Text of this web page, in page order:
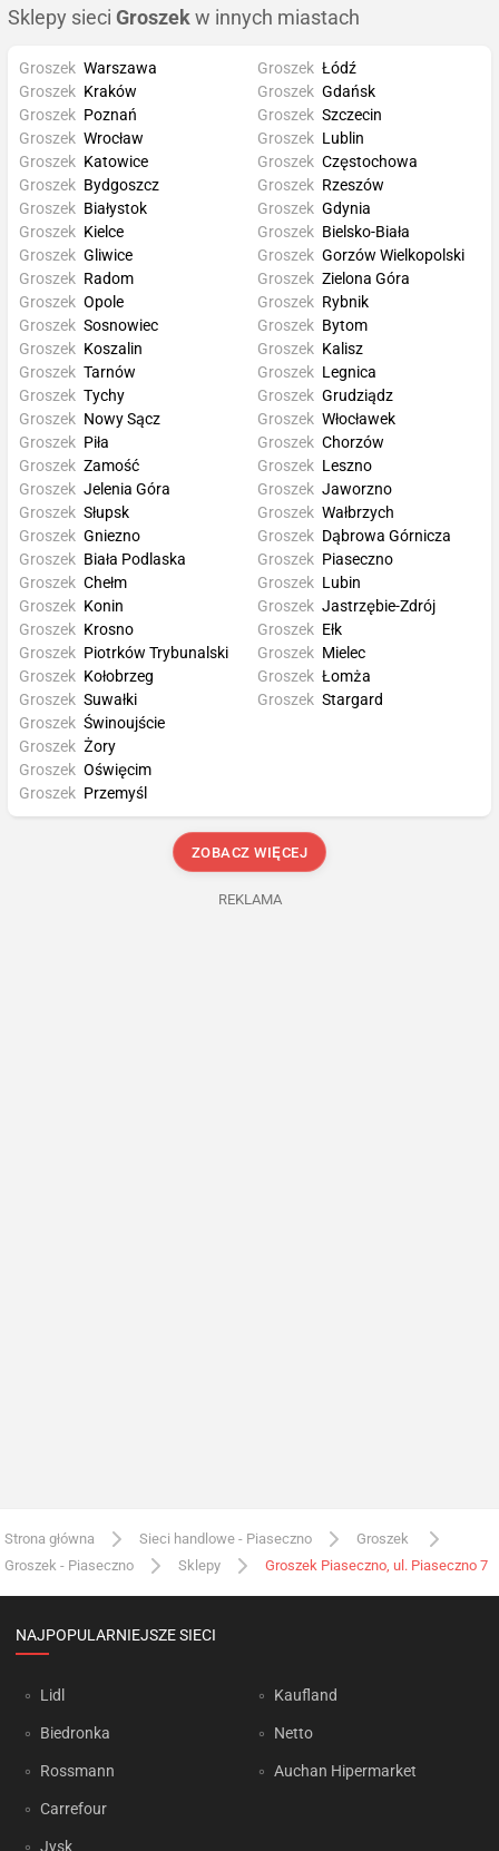
Sklepy sieci Groszek w innych miastach
Groszek Warszawa
Groszek Kraków
Groszek Poznań
Groszek Wrocław
Groszek Łódź
Groszek Gdańsk
Groszek Szczecin
Groszek Lublin
Groszek Katowice
Groszek Bydgoszcz
Groszek Białystok
Groszek Kielce
Groszek Częstochowa
Groszek Rzeszów
Groszek Gdynia
Groszek Bielsko-Biała
Groszek Gliwice
Groszek Radom
Groszek Opole
Groszek Sosnowiec
Groszek Gorzów Wielkopolski
Groszek Zielona Góra
Groszek Rybnik
Groszek Bytom
Groszek Koszalin
Groszek Tarnów
Groszek Tychy
Groszek Nowy Sącz
Groszek Kalisz
Groszek Legnica
Groszek Grudziądz
Groszek Włocławek
Groszek Piła
Groszek Zamość
Groszek Jelenia Góra
Groszek Słupsk
Groszek Chorzów
Groszek Leszno
Groszek Jaworzno
Groszek Wałbrzych
Groszek Gniezno
Groszek Biała Podlaska
Groszek Chełm
Groszek Konin
Groszek Dąbrowa Górnicza
Groszek Piaseczno
Groszek Lubin
Groszek Jastrzębie-Zdrój
Groszek Krosno
Groszek Piotrków Trybunalski
Groszek Kołobrzeg
Groszek Suwałki
Groszek Ełk
Groszek Mielec
Groszek Łomża
Groszek Stargard
Groszek Świnoujście
Groszek Żory
Groszek Oświęcim
Groszek Przemyśl
ZOBACZ WIĘCEJ
REKLAMA
Strona główna Sieci handlowe - Piaseczno
Groszek
Groszek - Piaseczno
Sklepy Groszek Piaseczno, ul. Piaseczno 7
NAJPOPULARNIEJSZE SIECI
Lidl
Biedronka
Rossmann
Carrefour
Jysk
Kaufland
Netto
Auchan Hipermarket